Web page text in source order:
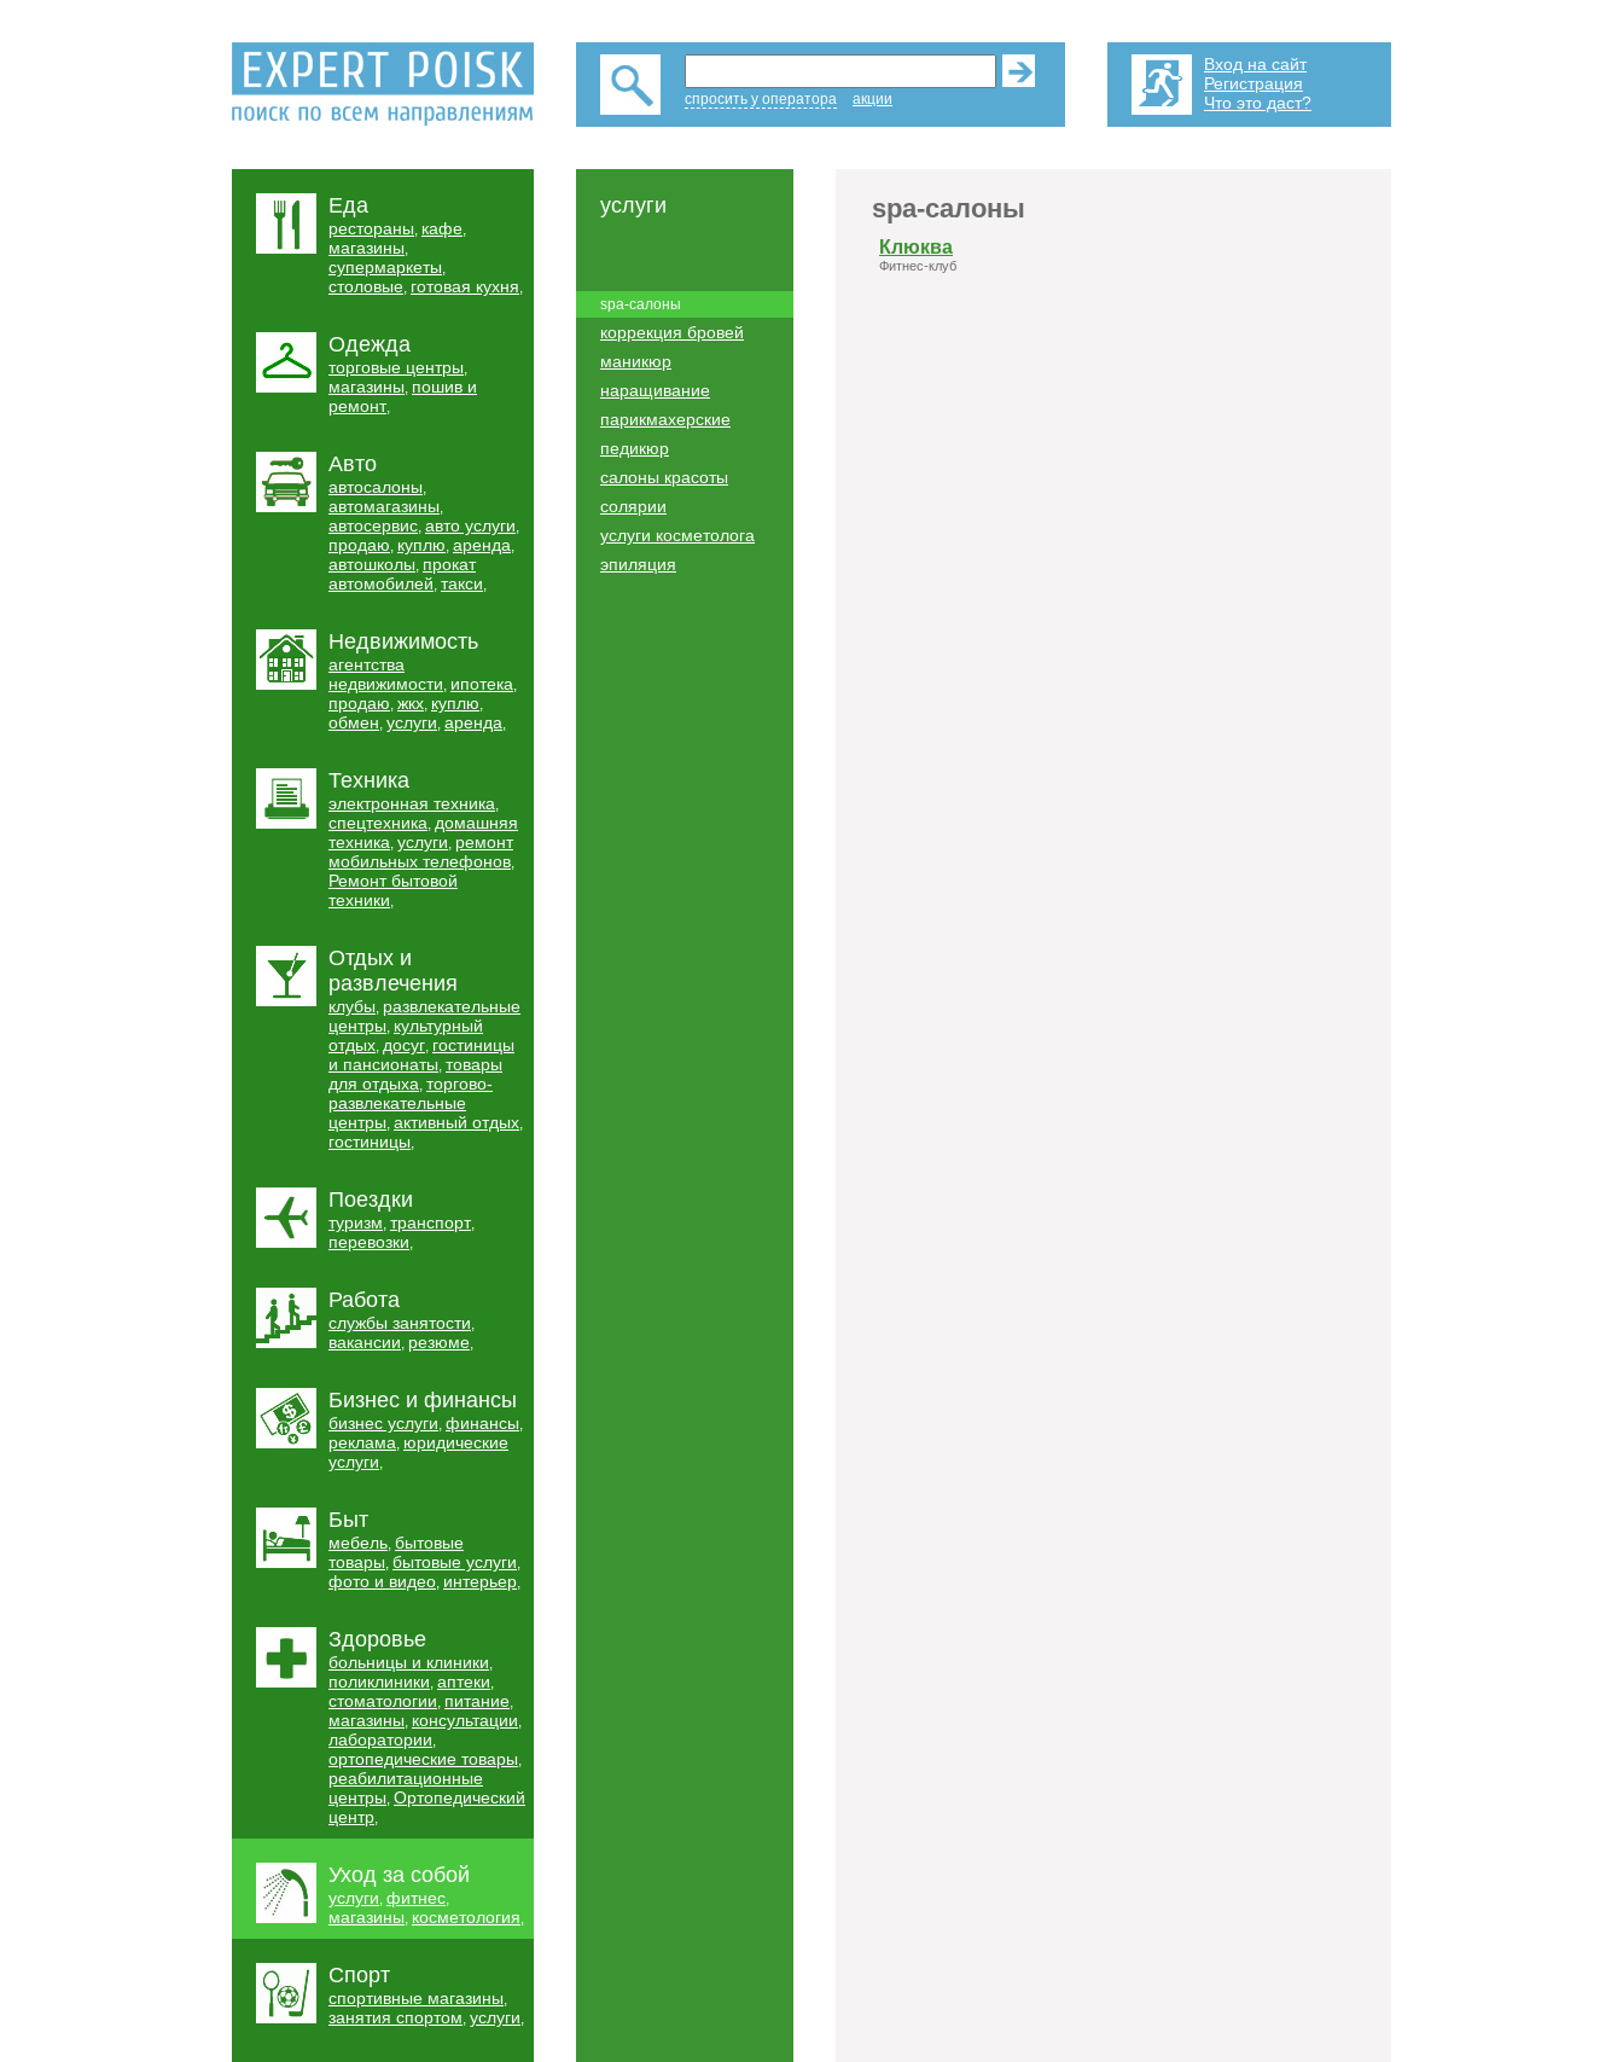
спросить у оператора акции
Вход на сайт
Регистрация
Что это даст?
Еда
рестораны, кафе,
магазины,
супермаркеты,
столовые, готовая кухня,
Одежда
торговые центры,
магазины, пошив и
ремонт,
Авто
автосалоны,
автомагазины,
автосервис, авто услуги,
продаю, куплю, аренда,
автошколы, прокат
автомобилей, такси,
Недвижимость
агентства
недвижимости, ипотека,
продаю, жкх, куплю,
обмен, услуги, аренда,
Техника
электронная техника,
спецтехника, домашняя
техника, услуги, ремонт
мобильных телефонов,
Ремонт бытовой
техники,
Отдых и
развлечения
клубы, развлекательные
центры, культурный
отдых, досуг, гостиницы
и пансионаты, товары
для отдыха, торгово-
развлекательные
центры, активный отдых,
гостиницы,
Поездки
туризм, транспорт,
перевозки,
Работа
службы занятости,
вакансии, резюме,
Бизнес и финансы
бизнес услуги, финансы,
реклама, юридические
услуги,
Быт
мебель, бытовые
товары, бытовые услуги,
фото и видео, интерьер,
Здоровье
больницы и клиники,
поликлиники, аптеки,
стоматологии, питание,
магазины, консультации,
лаборатории,
ортопедические товары,
реабилитационные
центры, Ортопедический
центр,
Уход за собой
услуги, фитнес,
магазины, косметология,
Спорт
спортивные магазины,
занятия спортом, услуги,
услуги
spa-салоны
коррекция бровей
маникюр
наращивание
парикмахерские
педикюр
салоны красоты
солярии
услуги косметолога
эпиляция
spa-салоны
Клюква
Фитнес-клуб